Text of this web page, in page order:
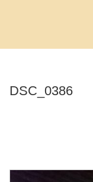
DSC_0386